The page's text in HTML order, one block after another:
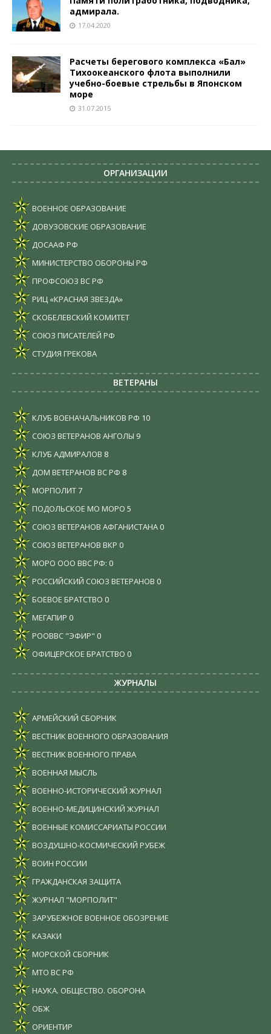
адмирала.
17.04.2020
Расчеты берегового комплекса «Бал»
Тихоокеанского флота выполнили
учебно-боевые стрельбы в Японском
море
31.07.2015
ОРГАНИЗАЦИИ
ВОЕННОЕ ОБРАЗОВАНИЕ
ДОВУЗОВСКИЕ ОБРАЗОВАНИЕ
ДОСААФ РФ
МИНИСТЕРСТВО ОБОРОНЫ РФ
ПРОФСОЮЗ ВС РФ
РИЦ «КРАСНАЯ ЗВЕЗДА»
СКОБЕЛЕВСКИЙ КОМИТЕТ
СОЮЗ ПИСАТЕЛЕЙ РФ
СТУДИЯ ГРЕКОВА
ВЕТЕРАНЫ
КЛУБ ВОЕНАЧАЛЬНИКОВ РФ 10
СОЮЗ ВЕТЕРАНОВ АНГОЛЫ 9
КЛУБ АДМИРАЛОВ 8
ДОМ ВЕТЕРАНОВ ВС РФ 8
МОРПОЛИТ7
ПОДОЛЬСКОЕ МО МОРО 5
СОЮЗ ВЕТЕРАНОВ АФГАНИСТАНА 0
СОЮЗ ВЕТЕРАНОВ ВКР 0
МОРО ООО ВВС РФ: 0
РОССИЙСКИЙ СОЮЗ ВЕТЕРАНОВ 0
БОЕВОЕ БРАТСТВО 0
МЕГАПИР 0
РООВВС "ЭФИР" 0
ОФИЦЕРСКОЕ БРАТСТВО 0
ЖУРНАЛЫ
АРМЕЙСКИЙ СБОРНИК
ВЕСТНИК ВОЕННОГО ОБРАЗОВАНИЯ
ВЕСТНИК ВОЕННОГО ПРАВА
ВОЕННАЯ МЫСЛЬ
ВОЕННО-ИСТОРИЧЕСКИЙ ЖУРНАЛ
ВОЕННО-МЕДИЦИНСКИЙ ЖУРНАЛ
ВОЕННЫЕ КОМИССАРИАТЫ РОССИИ
ВОЗДУШНО-КОСМИЧЕСКИЙ РУБЕЖ
ВОИН РОССИИ
ГРАЖДАНСКАЯ ЗАЩИТА
ЖУРНАЛ "МОРПОЛИТ"
ЗАРУБЕЖНОЕ ВОЕННОЕ ОБОЗРЕНИЕ
КАЗАКИ
МОРСКОЙ СБОРНИК
МТО ВС РФ
НАУКА. ОБЩЕСТВО. ОБОРОНА
ОБЖ
ОРИЕНТИР